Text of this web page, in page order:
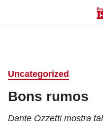
Uncategorized
Bons rumos
Dante Ozzetti mostra